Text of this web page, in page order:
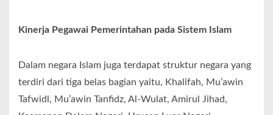
Kinerja Pegawai Pemerintahan pada Sistem Islam
Dalam negara Islam juga terdapat struktur negara yang
terdiri dari tiga belas bagian yaitu, Khalifah, Mu’awin
Tafwidl, Mu’awin Tanfidz, Al-Wulat, Amirul Jihad,